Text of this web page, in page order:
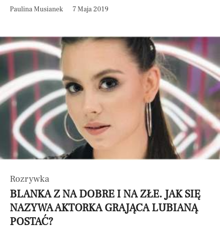
Paulina Musianek 7 Maja 2019
Rozrywka
BLANKA Z NA DOBRE I NA ZŁE. JAK SIĘ
NAZYWA AKTORKA GRAJĄCA LUBIANĄ
POSTAĆ?